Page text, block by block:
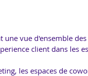
vue d'ensemble
client dans les
les espaces de